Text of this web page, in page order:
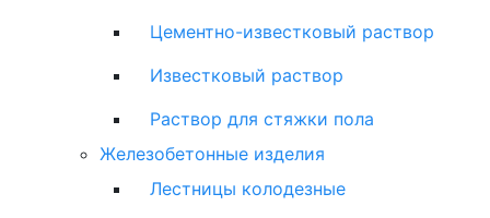
Цементно-известковый раствор
Известковый раствор
Раствор для стяжки пола
Железобетонные изделия
Лестницы колодезные